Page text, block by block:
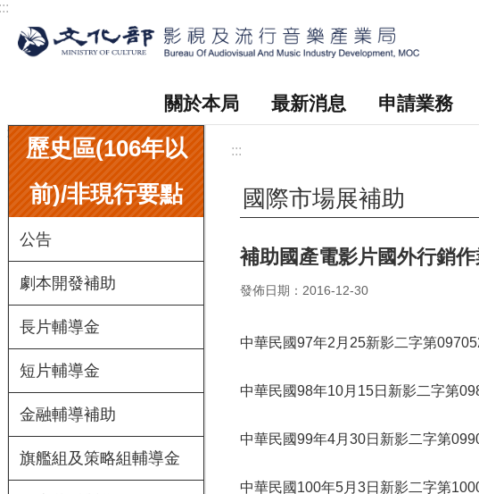
關於本局 最新消息 申請業務
:::
歷史區(106年以
前)/非現行要點
公告
劇本開發補助
長片輔導金
短片輔導金
金融輔導補助
旗艦組及策略組輔導金
:::
國際市場展補助
補助國產電影片國外行銷
發佈日期：2016-12-30
中華民國97年2月25新影二字第
中華民國98年10月15日新影二字第
中華民國99年4月30日新影二字第
中華民國100年5月3日新影二字第